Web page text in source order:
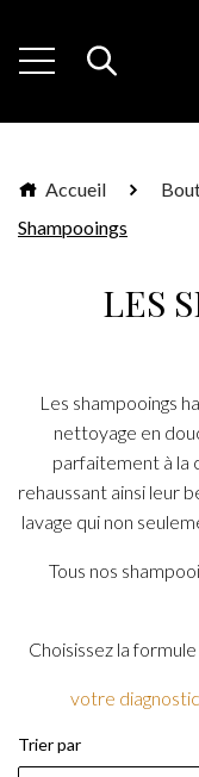
Accueil
Shampooings
LES
Les shampooings
nettoyage en
parfaitement à la
rehaussant ainsi leur
lavage qui non
Tous nos
Choisissez la
votre
Trier par